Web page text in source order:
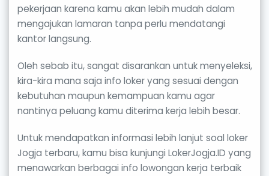
pekerjaan karena kamu akan lebih mudah dalam
mengajukan lamaran tanpa perlu mendatangi
kantor langsung.
Oleh sebab itu, sangat disarankan untuk menyeleksi,
kira-kira mana saja info loker yang sesuai dengan
kebutuhan maupun kemampuan kamu agar
nantinya peluang kamu diterima kerja lebih besar.
Untuk mendapatkan informasi lebih lanjut soal loker
Jogja terbaru, kamu bisa kunjungi LokerJogja.ID yang
menawarkan berbagai info lowongan kerja terbaik